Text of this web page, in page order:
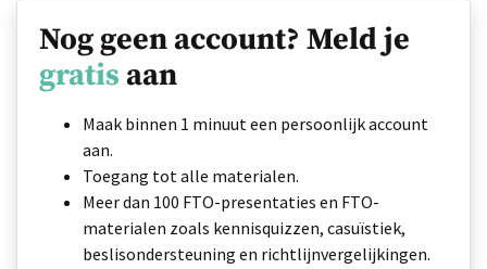
Nog geen account? Meld je
gratis aan
Maak binnen 1 minuut een persoonlijk account
aan.
Toegang tot alle materialen.
Meer dan 100 FTO-presentaties en FTO-
materialen zoals kennisquizzen, casuïstiek,
beslisondersteuning en richtlijnvergelijkingen.